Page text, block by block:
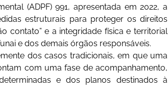
(ADPF) 991, apresentada em 2022, a
estruturais para proteger os direitos
contato” e a integridade física e territorial
e dos demais órgãos responsáveis.
dos casos tradicionais, em que uma
com uma fase de acompanhamento,
e dos planos destinados à